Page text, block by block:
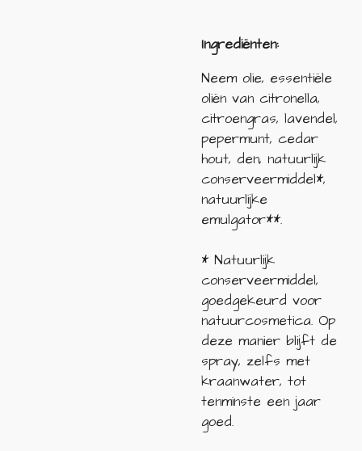
Ingrediënten:
Neem olie, essentiële
oliën van citronella,
citroengras, lavendel,
pepermunt, cedar
hout, den, natuurlijk
conserveermiddel*,
natuurlijke
emulgator**.
* Natuurlijk
conserveermiddel,
goedgekeurd voor
natuurcosmetica. Op
deze manier blijft de
spray, zelfs met
kraanwater, tot
tenminste een jaar
goed.